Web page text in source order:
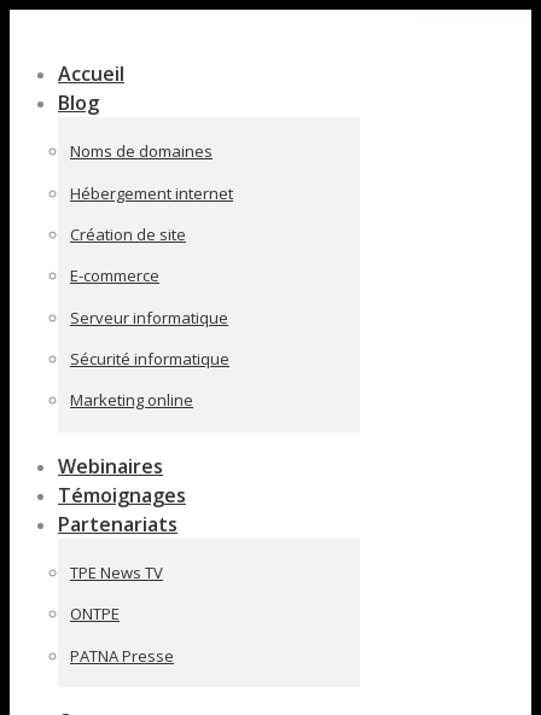
pleine
largeur
Accueil
Blog
Noms de domaines
Hébergement internet
Création de site
E-commerce
Serveur informatique
Sécurité informatique
Marketing online
Webinaires
Témoignages
Partenariats
TPE News TV
ONTPE
PATNA Presse